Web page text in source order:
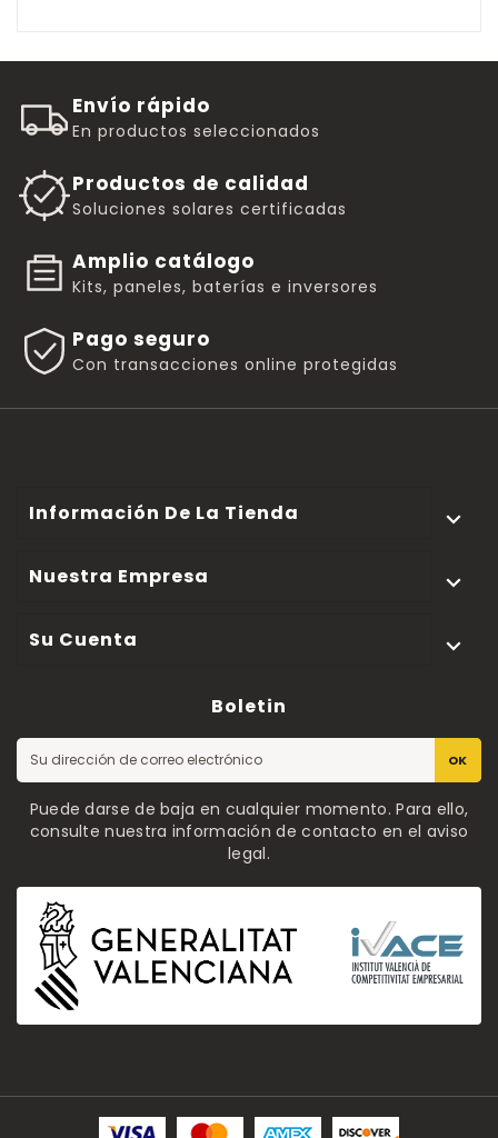
Envío rápido
En productos seleccionados
Productos de calidad
Soluciones solares certificadas
Amplio catálogo
Kits, paneles, baterías e inversores
Pago seguro
Con transacciones online protegidas
Información De La Tienda 
Nuestra Empresa 
Su Cuenta 
Boletin
OK
Puede darse de baja en cualquier momento. Para ello,
consulte nuestra información de contacto en el aviso
legal.